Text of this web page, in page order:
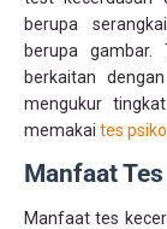
berupa
berupa gambar.
berkaitan
mengukur
memakai tes
Manfaat
Manfaat tes